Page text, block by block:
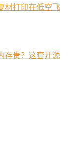
材打印在低空飞
存贵？这套开源